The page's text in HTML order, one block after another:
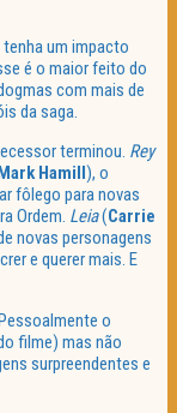
um impacto
é o maior feito do
com mais de
da saga.
terminou. Rey
Hamill), o
fôlego para novas
Ordem. Leia(Carrie
novas personagens
e querer mais. E
o
filme) mas não
surpreendentes e